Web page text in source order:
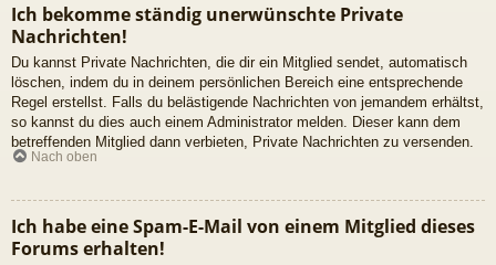
Ich bekomme ständig unerwünschte Private
Nachrichten!
Du kannst Private Nachrichten, die dir ein Mitglied sendet, automatisch
löschen, indem du in deinem persönlichen Bereich eine entsprechende
Regel erstellst. Falls du belästigende Nachrichten von jemandem erhältst,
so kannst du dies auch einem Administrator melden. Dieser kann dem
betreffenden Mitglied dann verbieten, Private Nachrichten zu versenden.
Nach oben
Ich habe eine Spam-E-Mail von einem Mitglied dieses
Forums erhalten!